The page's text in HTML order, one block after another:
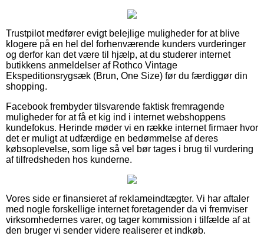
Trustpilot medfører evigt belejlige muligheder for at blive
klogere på en hel del forhenværende kunders vurderinger
og derfor kan det være til hjælp, at du studerer internet
butikkens anmeldelser af Rothco Vintage
Ekspeditionsrygsæk (Brun, One Size) før du færdiggør din
shopping.
Facebook frembyder tilsvarende faktisk fremragende
muligheder for at få et kig ind i internet webshoppens
kundefokus. Herinde møder vi en række internet firmaer hvor
det er muligt at udfærdige en bedømmelse af deres
købsoplevelse, som lige så vel bør tages i brug til vurdering
af tilfredsheden hos kunderne.
Vores side er finansieret af reklameindtægter. Vi har aftaler
med nogle forskellige internet foretagender da vi fremviser
virksomhedernes varer, og tager kommission i tilfælde af at
den bruger vi sender videre realiserer et indkøb.